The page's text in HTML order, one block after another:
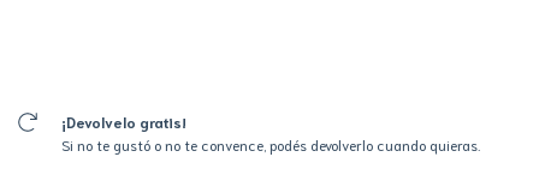
¡Devolvelo gratis!
Si no te gustó o no te convence, podés devolverlo cuando quieras.